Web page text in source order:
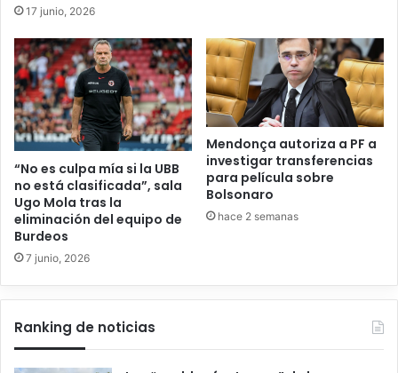
17 junio, 2026
“No es culpa mía si la UBB
no está clasificada”, sala
Ugo Mola tras la
eliminación del equipo de
Burdeos
7 junio, 2026
Mendonça autoriza a PF a
investigar transferencias
para película sobre
Bolsonaro
hace 2 semanas
Ranking de noticias